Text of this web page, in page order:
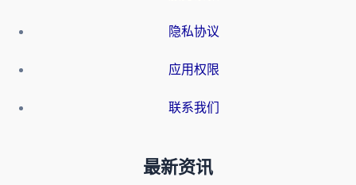
隐私协议
应用权限
联系我们
最新资讯